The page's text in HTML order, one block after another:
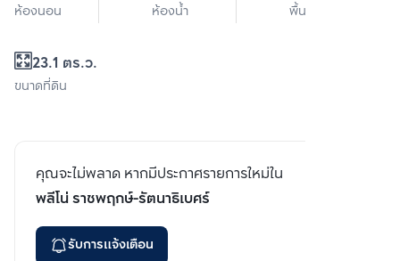
ห้องนอน ห้องน้ำ พื้นที่ใช้สอย
23.1 ตร.ว.
ขนาดที่ดิน
คุณจะไม่พลาด หากมีประกาศรายการใหม่ใน
พลีโน่ ราชพฤกษ์-รัตนาธิเบศร์
รับการแจ้งเตือน